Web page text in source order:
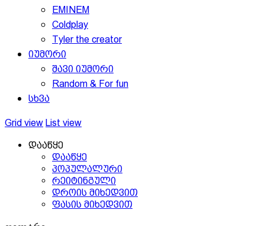
EMINEM
Coldplay
Tyler the creator
იუმორი
შავი იუმორი
Random & For fun
სხვა
Grid view List view
დააწყე
დააწყე
პოპულალური
რეიტინგული
დროის მიხედვით
ფასის მიხედვით